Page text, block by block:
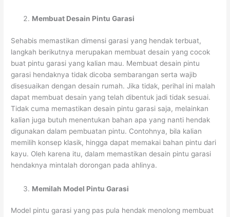
Membuat Desain Pintu Garasi
Sehabis memastikan dimensi garasi yang hendak terbuat,
langkah berikutnya merupakan membuat desain yang cocok
buat pintu garasi yang kalian mau. Membuat desain pintu
garasi hendaknya tidak dicoba sembarangan serta wajib
disesuaikan dengan desain rumah. Jika tidak, perihal ini malah
dapat membuat desain yang telah dibentuk jadi tidak sesuai.
Tidak cuma memastikan desain pintu garasi saja, melainkan
kalian juga butuh menentukan bahan apa yang nanti hendak
digunakan dalam pembuatan pintu. Contohnya, bila kalian
memilih konsep klasik, hingga dapat memakai bahan pintu dari
kayu. Oleh karena itu, dalam memastikan desain pintu garasi
hendaknya mintalah dorongan pada ahlinya.
Memilah Model Pintu Garasi
Model pintu garasi yang pas pula hendak menolong membuat